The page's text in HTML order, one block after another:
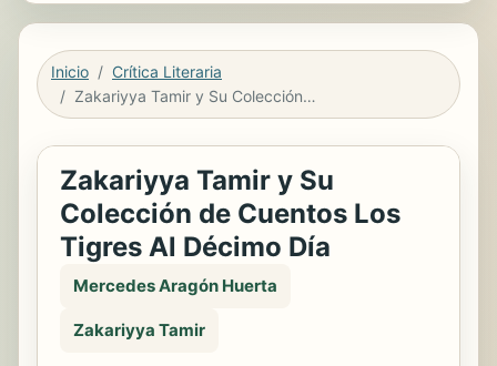
Inicio
Crítica Literaria
Zakariyya Tamir y Su Colección de Cuentos Los Tigres Al Décimo Día
Zakariyya Tamir y Su
Colección de Cuentos Los
Tigres Al Décimo Día
Mercedes Aragón Huerta
Zakariyya Tamir